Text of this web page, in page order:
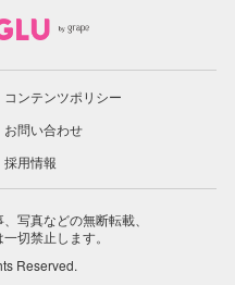
コンテンツポリシー
お問い合わせ
採用情報
写真などの無断転載、
切禁止します。
Reserved.